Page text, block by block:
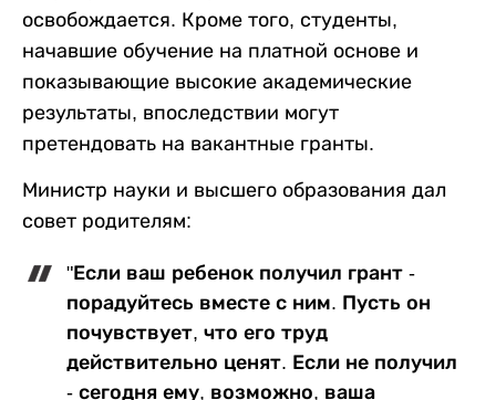
освобождается. Кроме того, студенты,
начавшие обучение на платной основе и
показывающие высокие академические
результаты, впоследствии могут
претендовать на вакантные гранты.
Министр науки и высшего образования дал
совет родителям:
"Если ваш ребенок получил грант -
порадуйтесь вместе с ним. Пусть он
почувствует, что его труд
действительно ценят. Если не получил
- сегодня ему, возможно, ваша